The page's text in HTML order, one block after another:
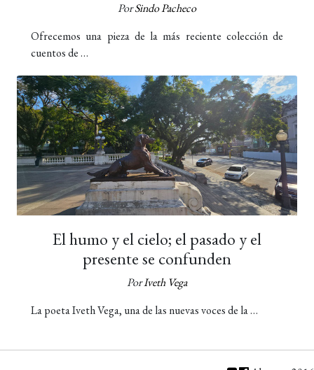
PorSindo Pacheco
Ofrecemos una pieza de la más reciente colección de
cuentos de …
El humo y el cielo; el pasado y el
presente se confunden
PorIveth Vega
La poeta Iveth Vega, una de las nuevas voces de la …